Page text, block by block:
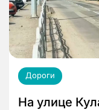
Дороги
На улице